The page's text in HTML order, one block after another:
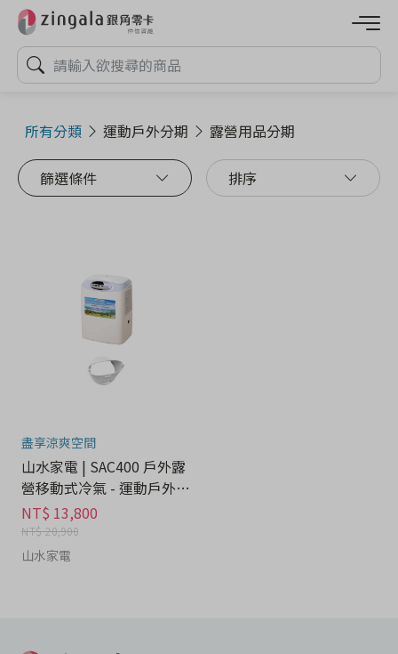
所有分類 運動戶外分期 露營用品分期
篩選條件 排序
盡享涼爽空間
山水家電 | SAC400 戶外露
營移動式冷氣 - 運動戶外分
期
NT$ 13,800
NT$ 20,900
山水家電